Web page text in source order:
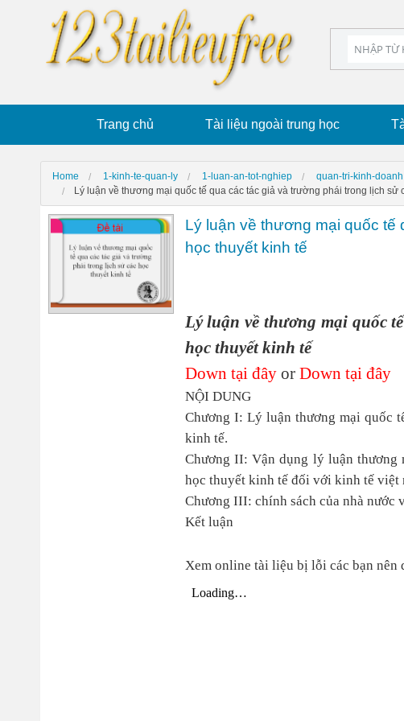
Trang chủ Tài liệu ngoài trung học
Home 1-kinh-te-quan-ly 1-luan-an-tot-nghiep
quan-tri-kinh-doanh
Lý luận về thương mại quốc tế qua các tác giả và trường phái trong lịch sử
Lý luận về thương mại quốc tế
học thuyết kinh tế
Lý luận về thương mại quốc
học thuyết kinh tế
Down tại đâyor Down tại đây
NỘI DUNG
Chương I: Lý luận thương mại quốc
kinh tế.
Chương II: Vận dụng lý luận thương
học thuyết kinh tế đối với kinh tế việt
Chương III: chính sách của nhà nước
Kết luận
Xem online tài liệu bị lỗi các bạn nên